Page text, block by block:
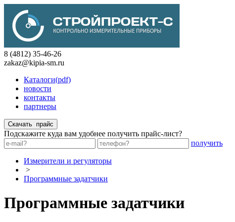
8 (4812) 35-46-26
zakaz@kipia-sm.ru
Каталоги(pdf)
новости
контакты
партнеры
Подскажите куда вам удобнее получить прайс-лист?
получить
Измерители и регуляторы
>
Программные задатчики
Программные задатчики